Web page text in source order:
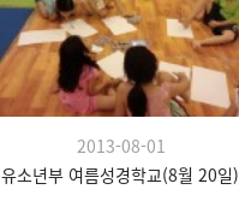
2013-08-01
유소년부 여름성경학교(8월 20일)